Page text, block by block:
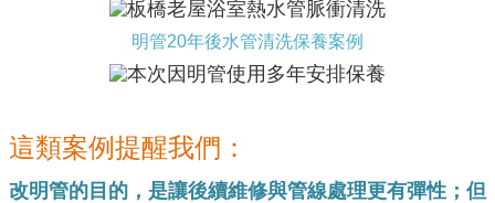
明管20年後水管清洗保養案例
這類案例提醒我們：
改明管的目的，是讓後續維修與管線處理更有彈性；但